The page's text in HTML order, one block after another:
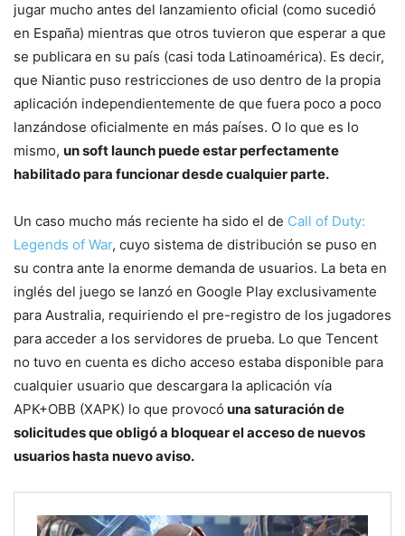
jugar mucho antes del lanzamiento oficial (como sucedió
en España) mientras que otros tuvieron que esperar a que
se publicara en su país (casi toda Latinoamérica). Es decir,
que Niantic puso restricciones de uso dentro de la propia
aplicación independientemente de que fuera poco a poco
lanzándose oficialmente en más países. O lo que es lo
mismo, un soft launch puede estar perfectamente
habilitado para funcionar desde cualquier parte.
Un caso mucho más reciente ha sido el de Call of Duty:
Legends of War, cuyo sistema de distribución se puso en
su contra ante la enorme demanda de usuarios. La beta en
inglés del juego se lanzó en Google Play exclusivamente
para Australia, requiriendo el pre-registro de los jugadores
para acceder a los servidores de prueba. Lo que Tencent
no tuvo en cuenta es dicho acceso estaba disponible para
cualquier usuario que descargara la aplicación vía
APK+OBB (XAPK) lo que provocó una saturación de
solicitudes que obligó a bloquear el acceso de nuevos
usuarios hasta nuevo aviso.